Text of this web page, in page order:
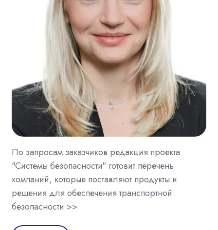
По запросам заказчиков редакция проекта
"Системы безопасности" готовит перечень
компаний, которые поставляют продукты и
решения для обеспечения транспортной
безопасности >>